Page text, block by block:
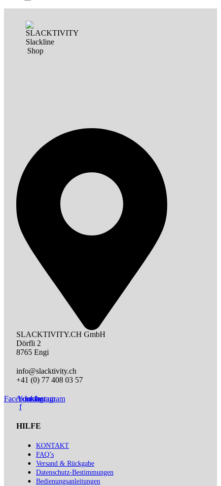
SLACKTIVITY.CH GmbH
Dörfli 2
8765 Engi
info@slacktivity.ch
+41 (0) 77 408 03 57
Facebook-
f
Youtube
Instagram
Instagram
HILFE
KONTAKT
FAQ’s
Versand & Rückgabe
Datenschutz-Bestimmungen
Bedienungsanleitungen